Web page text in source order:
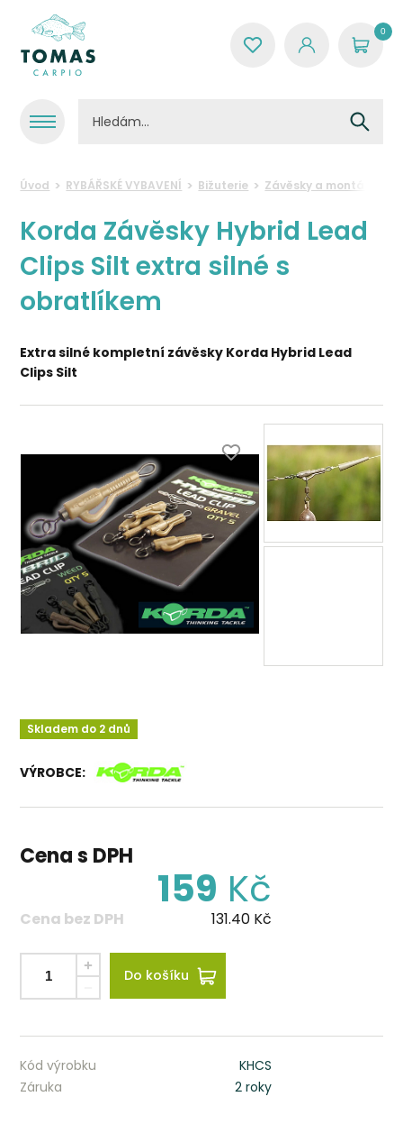
0
Úvod RYBÁŘSKÉ VYBAVENÍ Bižuterie Závěsky a montáže
Korda Závěsky Hybrid Lead
Clips Silt extra silné s
obratlíkem
Extra silné kompletní závěsky Korda Hybrid Lead
Clips Silt
Skladem do 2 dnů
VÝROBCE:
Cena s DPH
159 Kč
Cena bez DPH 131.40 Kč
Do košíku
Kód výrobku
KHCS
Záruka
2 roky